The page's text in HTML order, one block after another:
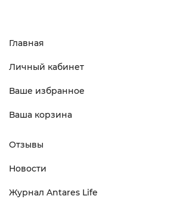
Главная
Личный кабинет
Ваше избранное
Ваша корзина
Отзывы
Новости
Журнал Antares Life